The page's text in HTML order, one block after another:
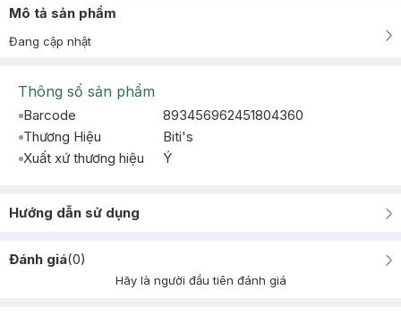
Mô tả sản phẩm
Đang cập nhật
Thông số sản phẩm
Barcode
893456962451804360
Thương Hiệu
Biti's
Xuất xứ thương hiệu
Ý
Hướng dẫn sử dụng
Đánh giá(0)
Hãy là người đầu tiên đánh giá